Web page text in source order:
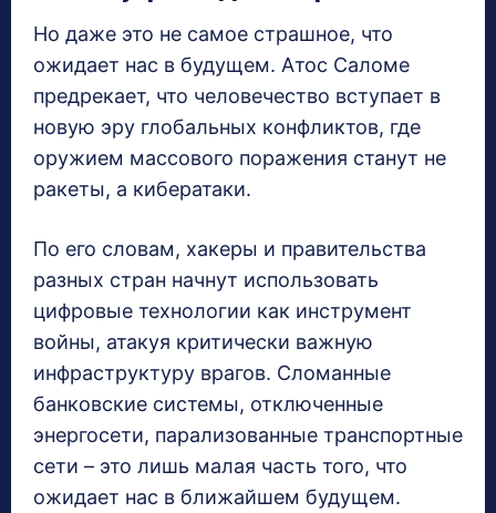
Но даже это не самое страшное, что
ожидает нас в будущем. Атос Саломе
предрекает, что человечество вступает в
новую эру глобальных конфликтов, где
оружием массового поражения станут не
ракеты, а кибератаки.
По его словам, хакеры и правительства
разных стран начнут использовать
цифровые технологии как инструмент
войны, атакуя критически важную
инфраструктуру врагов. Сломанные
банковские системы, отключенные
энергосети, парализованные транспортные
сети – это лишь малая часть того, что
ожидает нас в ближайшем будущем.